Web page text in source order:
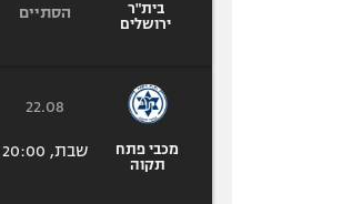
בית"ר
ירושלים
הסתיים
מכבי פתח
תקוה
22.08
שבת, 20:00